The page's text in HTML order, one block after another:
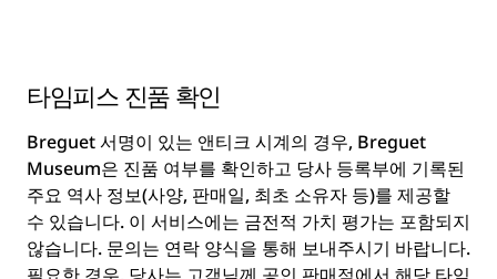
타임피스 진품 확인
Breguet 서명이 있는 앤티크 시계의 경우, Breguet
Museum은 진품 여부를 확인하고 당사 등록부에 기록된
주요 역사 정보(사양, 판매일, 최초 소유자 등)를 제공할
수 있습니다. 이 서비스에는 금전적 가치 평가는 포함되지
않습니다. 문의는 연락 양식을 통해 보내주시기 바랍니다.